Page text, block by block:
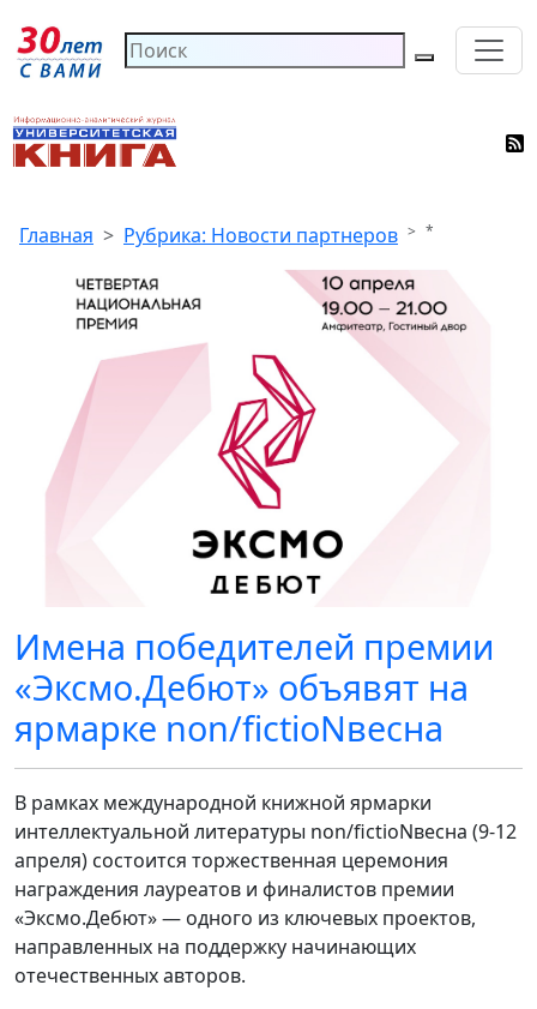
Главная Рубрика: Новости партнеров *
Имена победителей премии
«Эксмо.Дебют» объявят на
ярмарке non/fictioNвесна
В рамках международной книжной ярмарки
интеллектуальной литературы non/fictioNвесна (9-12
апреля) состоится торжественная церемония
награждения лауреатов и финалистов премии
«Эксмо.Дебют» — одного из ключевых проектов,
направленных на поддержку начинающих
отечественных авторов.